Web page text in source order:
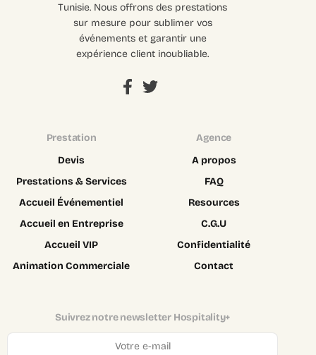
Tunisie. Nous offrons des prestations
sur mesure pour sublimer vos
événements et garantir une
expérience client inoubliable.
Prestation
Devis
Prestations & Services
Accueil Événementiel
Accueil en Entreprise
Accueil VIP
Animation Commerciale
Agence
A propos
FAQ
Resources
C.G.U
Confidentialité
Contact
Suivrez notre newsletter Hospitality+